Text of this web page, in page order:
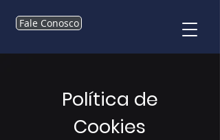
Fale Conosco
Política de
Cookies